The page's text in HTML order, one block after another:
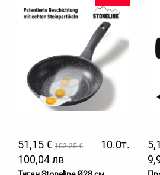
51,15 € 102.25 €
10.0т.
100,04 лв